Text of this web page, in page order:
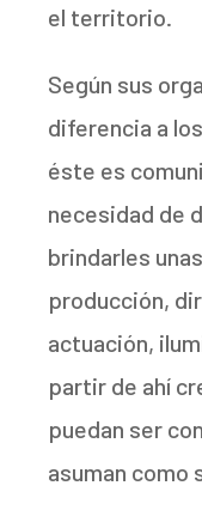
el territorio.
Según sus
diferencia a
éste es
necesidad de
brindarles
producción,
actuación,
partir de ahí
puedan ser
asuman como